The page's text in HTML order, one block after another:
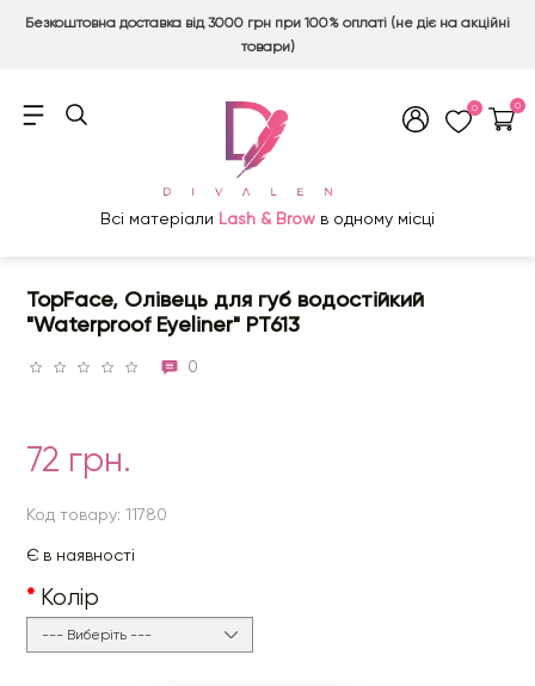
Безкоштовна доставка від 3000 грн при 100% оплаті (не діє на акційні
товари)
0 0
Всі матеріали Lash & Brow в одному місці
TopFace, Олівець для губ водостійкий
"Waterproof Eyeliner" PT613
0
72 грн.
Код товару: 11780
Є в наявності
Колір